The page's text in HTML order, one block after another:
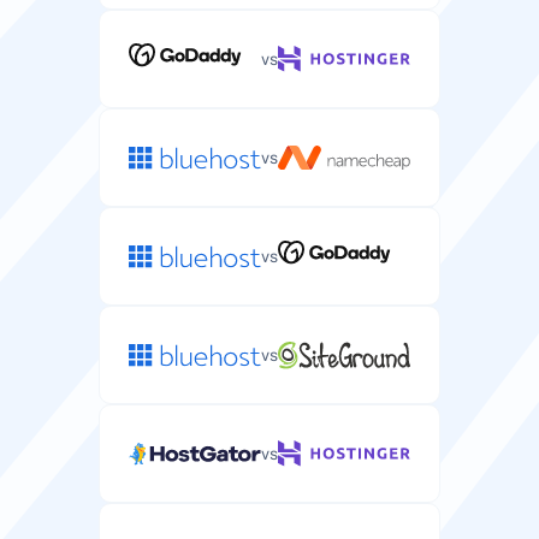
1-50 korlátlan
Linux
A tárhelykörnyezet szerver operációs rendszere
Linux
A szerverre telepíthető webszerver szoftver.
vs
vs
vs
vs
vs